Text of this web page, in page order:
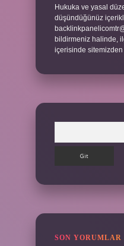
Hukuka ve yasal
düşündüğünüz
bildirmeniz halinde,
içerisinde sitemizden
SON YORUMLAR